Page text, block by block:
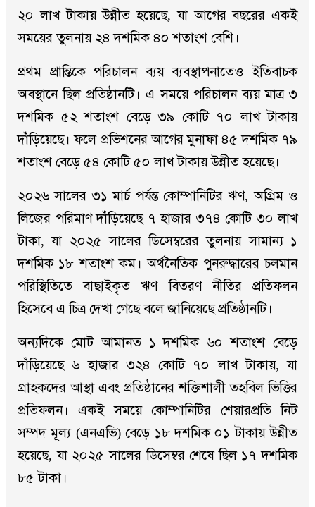
২০ লাখ টাকায় উন্নীত হয়েছে, যা আগের বছরের একই
সময়ের তুলনায় ২৪ দশমিক ৪০ শতাংশ বেশি।
প্রথম প্রান্তিকে পরিচালন ব্যয় ব্যবস্থাপনাতেও ইতিবাচক
অবস্থানে ছিল প্রতিষ্ঠানটি। এ সময়ে পরিচালন ব্যয় মাত্র ৩
দশমিক ৫২ শতাংশ বেড়ে ৩৯ কোটি ৭০ লাখ টাকায়
দাঁড়িয়েছে। ফলে প্রভিশনের আগের মুনাফা ৪৫ দশমিক ৭৯
শতাংশ বেড়ে ৫৪ কোটি ৫০ লাখ টাকায় উন্নীত হয়েছে।
২০২৬ সালের ৩১ মার্চ পর্যন্ত কোম্পানিটির ঋণ, অগ্রিম ও
লিজের পরিমাণ দাঁড়িয়েছে ৭ হাজার ৩৭৪ কোটি ৩০ লাখ
টাকা, যা ২০২৫ সালের ডিসেম্বরের তুলনায় সামান্য ১
দশমিক ১৮ শতাংশ কম। অর্থনৈতিক পুনরুদ্ধারের চলমান
পরিস্থিতিতে বাছাইকৃত ঋণ বিতরণ নীতির প্রতিফলন
হিসেবে এ চিত্র দেখা গেছে বলে জানিয়েছে প্রতিষ্ঠানটি।
অন্যদিকে মোট আমানত ১ দশমিক ৬০ শতাংশ বেড়ে
দাঁড়িয়েছে ৬ হাজার ৩২৪ কোটি ৭০ লাখ টাকায়, যা
গ্রাহকদের আস্থা এবং প্রতিষ্ঠানের শক্তিশালী তহবিল ভিত্তির
প্রতিফলন। একই সময়ে কোম্পানিটির শেয়ারপ্রতি নিট
সম্পদ মূল্য (এনএভি) বেড়ে ১৮ দশমিক ০১ টাকায় উন্নীত
হয়েছে, যা ২০২৫ সালের ডিসেম্বর শেষে ছিল ১৭ দশমিক
৮৫ টাকা।